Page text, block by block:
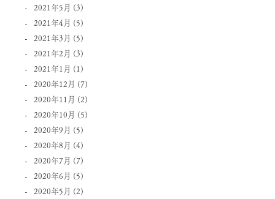
2021年5月 (3)
2021年4月 (5)
2021年3月 (5)
2021年2月 (3)
2021年1月 (1)
2020年12月 (7)
2020年11月 (2)
2020年10月 (5)
2020年9月 (5)
2020年8月 (4)
2020年7月 (7)
2020年6月 (5)
2020年5月 (2)